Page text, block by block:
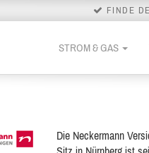
FINDE
STROM & GAS
Die Neckermann